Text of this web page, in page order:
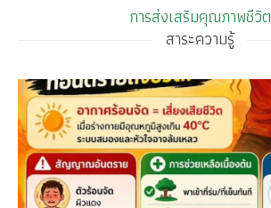
การส่งเสริมคุณภาพชีวิต
สาระความรู้